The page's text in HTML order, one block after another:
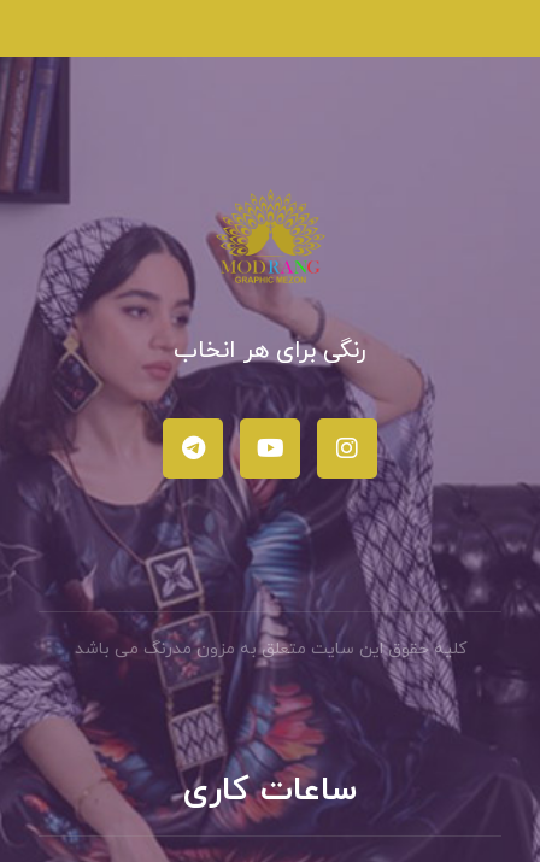
رنگی برای هر انخاب
کلیه حقوق این سایت متعلق به مزون مدرنگ می باشد
ساعات کاری